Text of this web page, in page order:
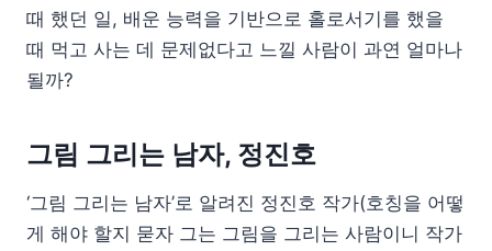
때 했던 일, 배운 능력을 기반으로 홀로서기를 했을
때 먹고 사는 데 문제없다고 느낄 사람이 과연 얼마나
될까?
그림 그리는 남자, 정진호
‘그림 그리는 남자’로 알려진 정진호 작가(호칭을 어떻
게 해야 할지 묻자 그는 그림을 그리는 사람이니 작가